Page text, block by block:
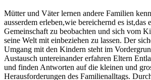
Mütter und Väter lernen andere Familien
ausserdem erleben,wie bereichernd es ist,das
Gemeinschaft zu beobachten und sich vom
seine Welt mit einbeziehen zu lassen. Der
Umgang mit den Kindern steht im
Austausch untereinander erfahren Eltern
und finden Antworten auf die kleinen und
Herausforderungen des Familienalltags.